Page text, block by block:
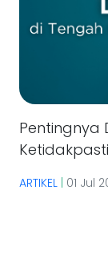
Pentingnya
ARTIKEL | 01 Jul